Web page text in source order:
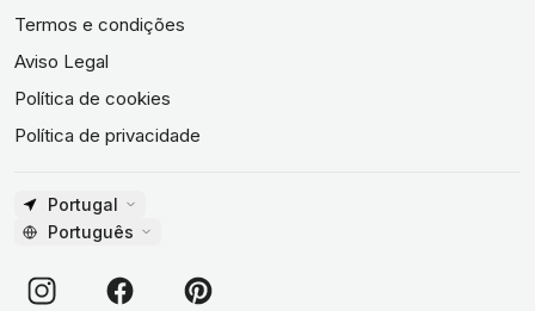
Termos e condições
Aviso Legal
Política de cookies
Política de privacidade
Portugal
Português